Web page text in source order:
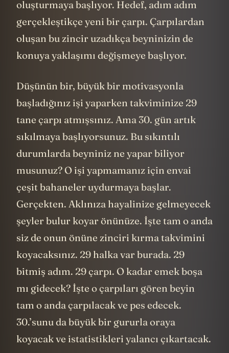
oluşturmaya başlıyor. Hedef, adım adım
gerçekleştikçe yeni bir çarpı. Çarpılardan
oluşan bu zincir uzadıkça beyninizin de
konuya yaklaşımı değişmeye başlıyor.
Düşünün bir, büyük bir motivasyonla
başladığınız işi yaparken takviminize 29
tane çarpı atmışsınız. Ama 30. gün artık
sıkılmaya başlıyorsunuz. Bu sıkıntılı
durumlarda beyniniz ne yapar biliyor
musunuz? O işi yapmamanız için envai
çeşit bahaneler uydurmaya başlar.
Gerçekten. Aklınıza hayalinize gelmeyecek
şeyler bulur koyar önünüze. İşte tam o anda
siz de onun önüne zinciri kırma takvimini
koyacaksınız. 29 halka var burada. 29
bitmiş adım. 29 çarpı. O kadar emek boşa
mı gidecek? İşte o çarpıları gören beyin
tam o anda çarpılacak ve pes edecek.
30.’sunu da büyük bir gururla oraya
koyacak ve istatistikleri yalancı çıkartacak.